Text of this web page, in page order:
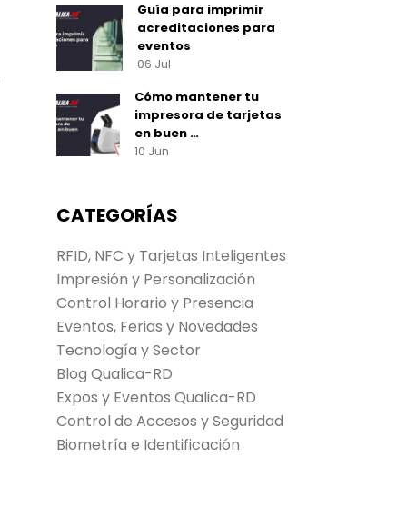
Guía para imprimir
acreditaciones para
eventos
06 Jul
Cómo mantener tu
impresora de tarjetas
en buen …
10 Jun
CATEGORÍAS
RFID, NFC y Tarjetas Inteligentes
Impresión y Personalización
Control Horario y Presencia
Eventos, Ferias y Novedades
Tecnología y Sector
Blog Qualica-RD
Expos y Eventos Qualica-RD
Control de Accesos y Seguridad
Biometría e Identificación